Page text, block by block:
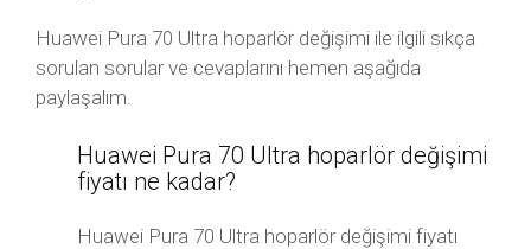
Huawei Pura 70 Ultra hoparlör değişimi ile ilgili sıkça
sorulan sorular ve cevaplarını hemen aşağıda
paylaşalım.
Huawei Pura 70 Ultra hoparlör değişimi
fiyatı ne kadar?
Huawei Pura 70 Ultra hoparlör değişimi fiyatı